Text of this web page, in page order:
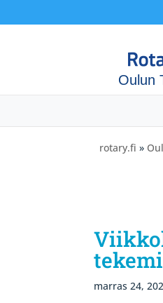
Oulun
rotary.fi »
marras 24,